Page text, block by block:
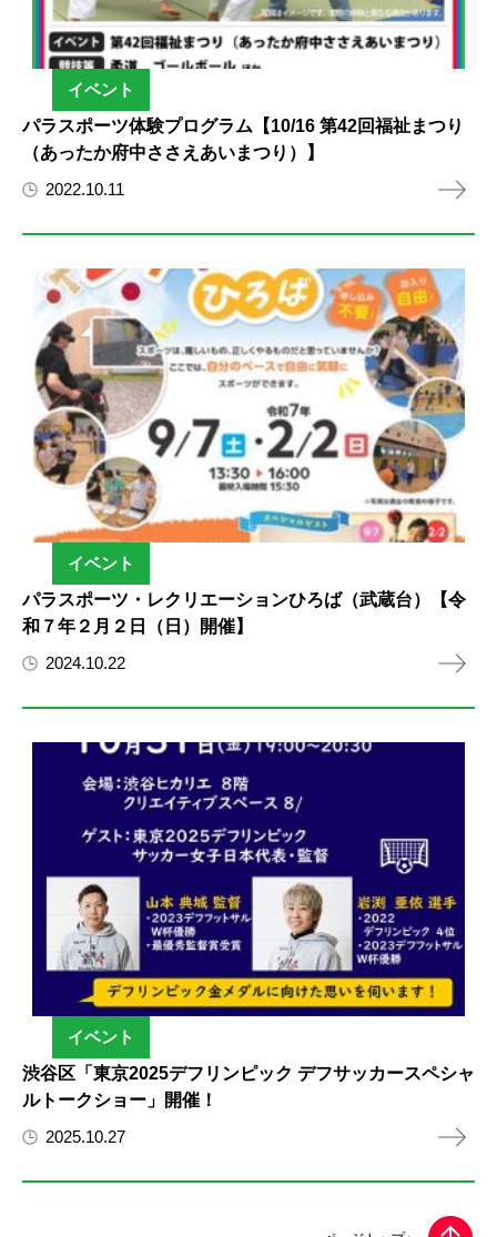
イベント
パラスポーツ体験プログラム【10/16 第42回福祉まつり
（あったか府中ささえあいまつり）】
2022.10.11
イベント
パラスポーツ・レクリエーションひろば（武蔵台）【令
和７年２月２日（日）開催】
2024.10.22
イベント
渋谷区「東京2025デフリンピック デフサッカースペシャ
ルトークショー」開催！
2025.10.27